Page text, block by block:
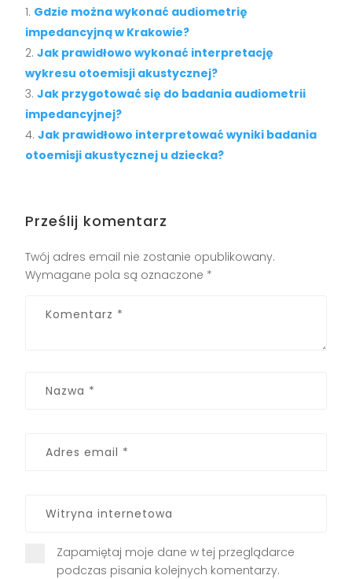
Gdzie można wykonać audiometrię
impedancyjną w Krakowie?
Jak prawidłowo wykonać interpretację
wykresu otoemisji akustycznej?
Jak przygotować się do badania audiometrii
impedancyjnej?
Jak prawidłowo interpretować wyniki badania
otoemisji akustycznej u dziecka?
Prześlij komentarz
Twój adres email nie zostanie opublikowany.
Wymagane pola są oznaczone *
Zapamiętaj moje dane w tej przeglądarce
podczas pisania kolejnych komentarzy.